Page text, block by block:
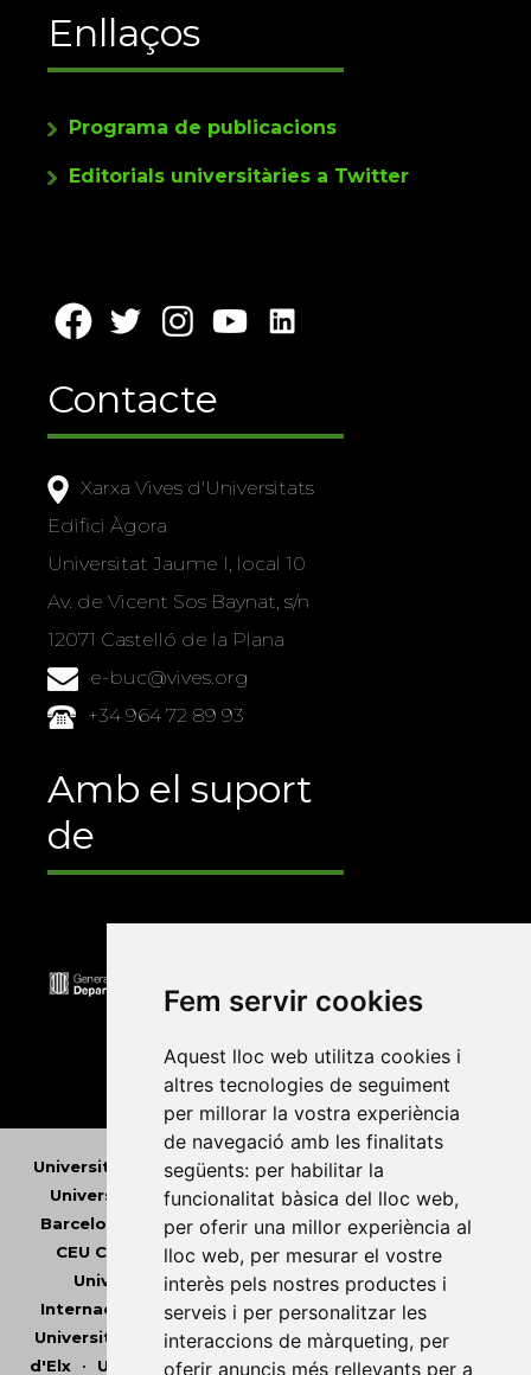
Fem servir cookies
Aquest lloc web utilitza cookies i
altres tecnologies de seguiment
per millorar la vostra experiència
de navegació amb les finalitats
següents: per habilitar la
funcionalitat bàsica del lloc web,
per oferir una millor experiència al
lloc web, per mesurar el vostre
interès pels nostres productes i
serveis i per personalitzar les
interaccions de màrqueting, per
oferir anuncis més rellevants per a
Enllaços
Programa de publicacions
Editorials universitàries a Twitter
Contacte
Xarxa Vives d'Universitats
Edifici Àgora
Universitat Jaume I, local 10
Av. de Vicent Sos Baynat, s/n
12071 Castelló de la Plana
e-buc@vives.org
+34 964 72 89 93
Amb el suport
de
Universitat Abat Oliba CEU•Universitat d'Alacant
Universitat d'Andorra•Universitat Autònoma de
Barcelona
Universitat de Barcelona•Universitat
CEU Cardenal Herrera
•Universitat de Girona
Universitat de les Illes Balears•Universitat
Internacional de Catalunya •Universitat Jaume I
Universitat de Lleida•Universitat Miguel Hernández
d'Elx• Universitat Oberta de Catalunya•Universitat